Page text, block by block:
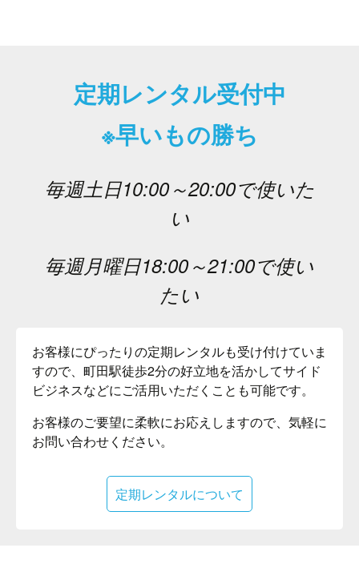
定期レンタル受付中
※早いもの勝ち
毎週土日10:00～20:00で使いた
い
毎週月曜日18:00～21:00で使い
たい
お客様にぴったりの定期レンタルも受け付けていま
すので、町田駅徒歩2分の好立地を活かしてサイド
ビジネスなどにご活用いただくことも可能です。
お客様のご要望に柔軟にお応えしますので、気軽に
お問い合わせください。
定期レンタルについて